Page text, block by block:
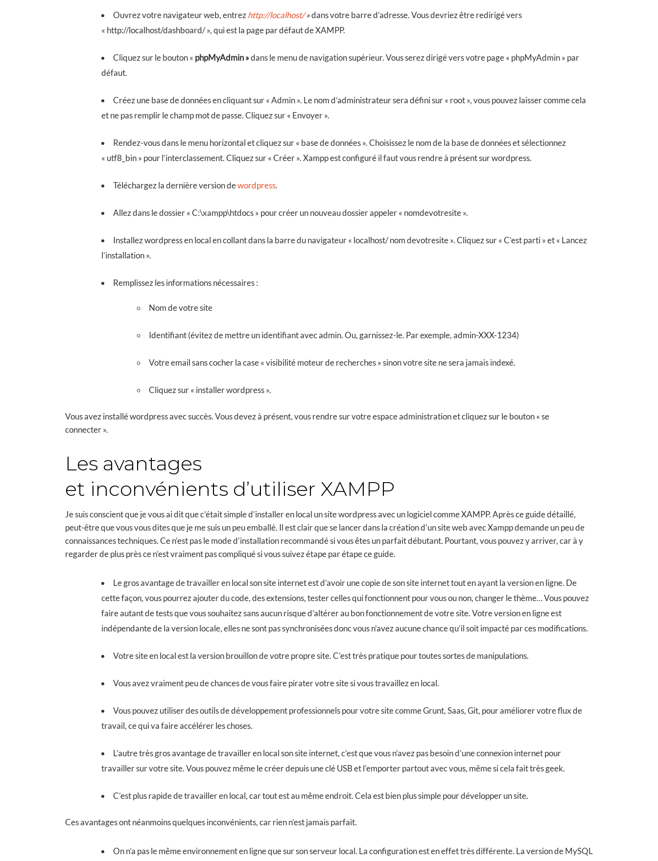
Ouvrez votre navigateur web, entrezhttp://localhost/»dans votre barre d’adresse. Vous devriez être redirigé vers
« http://localhost/dashboard/ », qui est la page par défaut de XAMPP.
Cliquez sur le bouton « phpMyAdmin »dans le menu de navigation supérieur. Vous serez dirigé vers votre page « phpMyAdmin » par
défaut.
Créez une base de données en cliquant sur « Admin ». Le nom d’administrateur sera défini sur « root », vous pouvez laisser comme cela
et ne pas remplir le champ mot de passe. Cliquez sur « Envoyer ».
Rendez-vous dans le menu horizontal et cliquez sur « base de données ». Choisissez le nom de la base de données et sélectionnez
« utf8_bin » pour l’interclassement. Cliquez sur « Créer ». Xampp est configuré il faut vous rendre à présent sur wordpress.
Téléchargez la dernière version dewordpress.
Allez dans le dossier « C:\xampp\htdocs » pour créer un nouveau dossier appeler « nomdevotresite ».
Installez wordpress en local en collant dans la barre du navigateur « localhost/ nom devotresite ». Cliquez sur « C’est parti » et « Lancez
l’installation ».
Remplissez les informations nécessaires :
Nom de votre site
Identifiant (évitez de mettre un identifiant avec admin. Ou, garnissez-le. Par exemple, admin-XXX-1234)
Votre email sans cocher la case « visibilité moteur de recherches » sinon votre site ne sera jamais indexé.
Cliquez sur « installer wordpress ».
Vous avez installé wordpress avec succès. Vous devez à présent, vous rendre sur votre espace administration et cliquez sur le bouton « se
connecter ».
Les avantages
et inconvénients d’utiliser XAMPP
Je suis conscient que je vous ai dit que c’était simple d’installer en local un site wordpress avec un logiciel comme XAMPP. Après ce guide détaillé,
peut-être que vous vous dites que je me suis un peu emballé. Il est clair que se lancer dans la création d’un site web avec Xampp demande un peu de
connaissances techniques. Ce n’est pas le mode d’installation recommandé si vous êtes un parfait débutant. Pourtant, vous pouvez y arriver, car à y
regarder de plus près ce n’est vraiment pas compliqué si vous suivez étape par étape ce guide.
Le gros avantage de travailler en local son site internet est d’avoir une copie de son site internet tout en ayant la version en ligne. De
cette façon, vous pourrez ajouter du code, des extensions, tester celles qui fonctionnent pour vous ou non, changer le thème… Vous pouvez
faire autant de tests que vous souhaitez sans aucun risque d’altérer au bon fonctionnement de votre site. Votre version en ligne est
indépendante de la version locale, elles ne sont pas synchronisées donc vous n’avez aucune chance qu’il soit impacté par ces modifications.
Votre site en local est la version brouillon de votre propre site. C’est très pratique pour toutes sortes de manipulations.
Vous avez vraiment peu de chances de vous faire pirater votre site si vous travaillez en local.
Vous pouvez utiliser des outils de développement professionnels pour votre site comme Grunt, Saas, Git, pour améliorer votre flux de
travail, ce qui va faire accélérer les choses.
L’autre très gros avantage de travailler en local son site internet, c’est que vous n’avez pas besoin d’une connexion internet pour
travailler sur votre site. Vous pouvez même le créer depuis une clé USB et l’emporter partout avec vous, même si cela fait très geek.
C’est plus rapide de travailler en local, car tout est au même endroit. Cela est bien plus simple pour développer un site.
Ces avantages ont néanmoins quelques inconvénients, car rien n’est jamais parfait.
On n’a pas le même environnement en ligne que sur son serveur local. La configuration est en effet très différente. La version de MySQL